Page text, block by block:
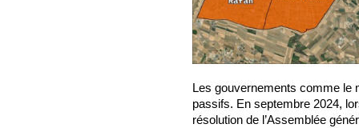
Les gouvernements comme le
passifs. En septembre 2024,
résolution de l’Assemblée